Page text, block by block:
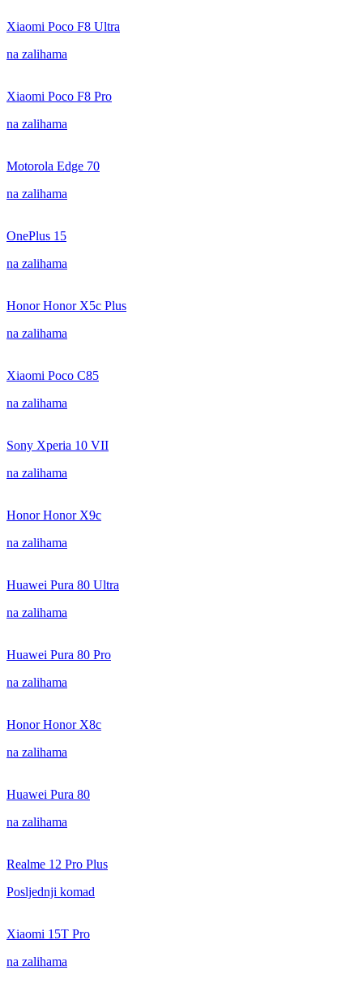
Xiaomi Poco F8 Ultra
na zalihama
Xiaomi Poco F8 Pro
na zalihama
Motorola Edge 70
na zalihama
OnePlus 15
na zalihama
Honor Honor X5c Plus
na zalihama
Xiaomi Poco C85
na zalihama
Sony Xperia 10 VII
na zalihama
Honor Honor X9c
na zalihama
Huawei Pura 80 Ultra
na zalihama
Huawei Pura 80 Pro
na zalihama
Honor Honor X8c
na zalihama
Huawei Pura 80
na zalihama
Realme 12 Pro Plus
Posljednji komad
Xiaomi 15T Pro
na zalihama